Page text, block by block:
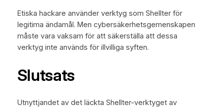
Etiska hackare använder verktyg som Shellter för
legitima ändamål. Men cybersäkerhetsgemenskapen
måste vara vaksam för att säkerställa att dessa
verktyg inte används för illvilliga syften.
Slutsats
Utnyttjandet av det läckta Shellter-verktyget av